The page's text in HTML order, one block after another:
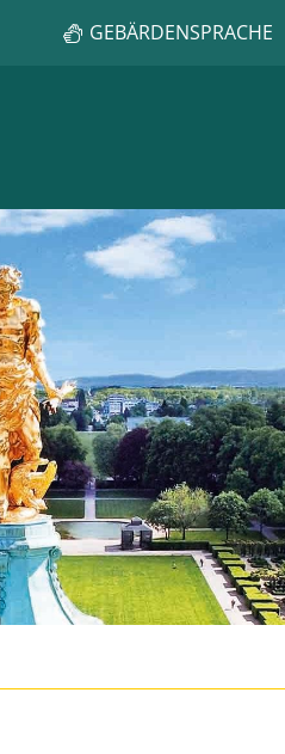
GEBÄRDENSPRACHE